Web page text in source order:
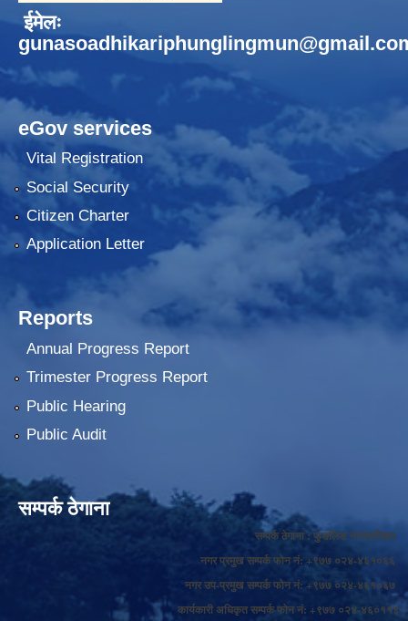
ईमेलः
eGov services
Vital Registration
Social Security
Citizen Charter
Application Letter
Reports
Annual Progress Report
Trimester Progress Report
Public Hearing
Public Audit
सम्पर्क ठेगाना
सम्पर्क ठेगाना : फुङलिङ नगरपालिका
नगर प्रमुख सम्पर्क फोन नं: +९७७ ०२४-४६१०६६
नगर उप-प्रमुख सम्पर्क फोन नं: +९७७ ०२४-४६१०६७
कार्यकारी अधिकृत सम्पर्क फोन नं: +९७७ ०२४-४६०११४